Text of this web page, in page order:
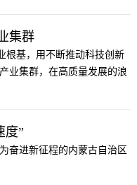
集群
根基，用不断推动科技创新
业集群，在高质量发展的浪
度”
奋进新征程的内蒙古自治区